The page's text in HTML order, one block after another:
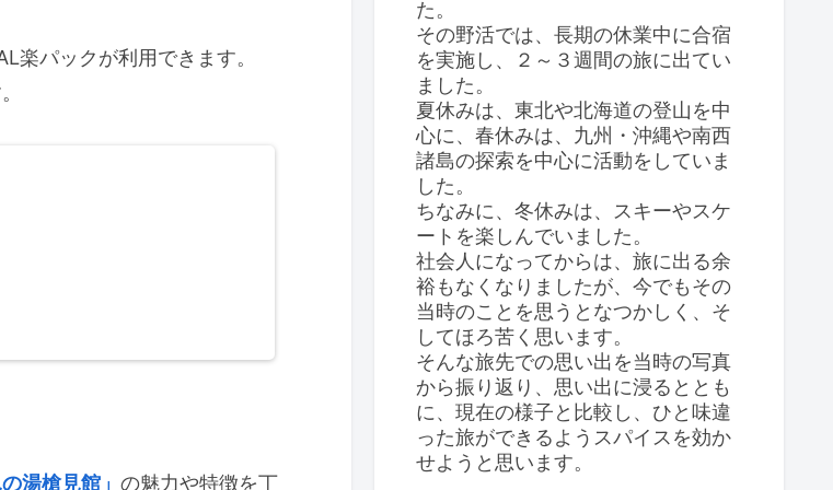
楽パックが利用できます。
の湯槍見館」 の魅力や特徴を丁
た。
その野活では、長期の休業中に合宿
を実施し、２～３週間の旅に出てい
ました。
夏休みは、東北や北海道の登山を中
心に、春休みは、九州・沖縄や南西
諸島の探索を中心に活動をしていま
した。
ちなみに、冬休みは、スキーやスケ
ートを楽しんでいました。
社会人になってからは、旅に出る余
裕もなくなりましたが、今でもその
当時のことを思うとなつかしく、そ
してほろ苦く思います。
そんな旅先での思い出を当時の写真
から振り返り、思い出に浸るととも
に、現在の様子と比較し、ひと味違
った旅ができるようスパイスを効か
せようと思います。